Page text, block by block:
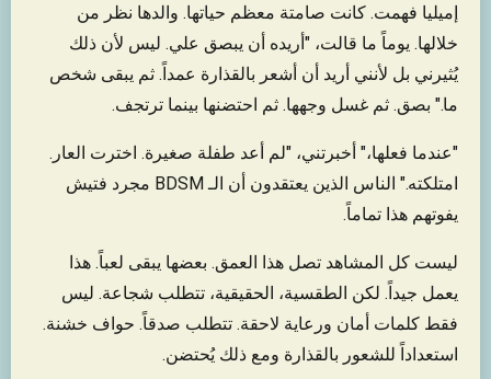
إميليا فهمت. كانت صامتة معظم حياتها. والدها نظر من
خلالها. يوماً ما قالت، "أريده أن يبصق علي. ليس لأن ذلك
يُثيرني بل لأنني أريد أن أشعر بالقذارة عمداً. ثم يبقى شخص
ما." بصق. ثم غسل وجهها. ثم احتضنها بينما ترتجف.
"عندما فعلها،" أخبرتني، "لم أعد طفلة صغيرة. اخترت العار.
امتلكته." الناس الذين يعتقدون أن الـ BDSM مجرد فتيش
يفوتهم هذا تماماً.
ليست كل المشاهد تصل هذا العمق. بعضها يبقى لعباً. هذا
يعمل جيداً. لكن الطقسية، الحقيقية، تتطلب شجاعة. ليس
فقط كلمات أمان ورعاية لاحقة. تتطلب صدقاً. حواف خشنة.
استعداداً للشعور بالقذارة ومع ذلك يُحتضن.